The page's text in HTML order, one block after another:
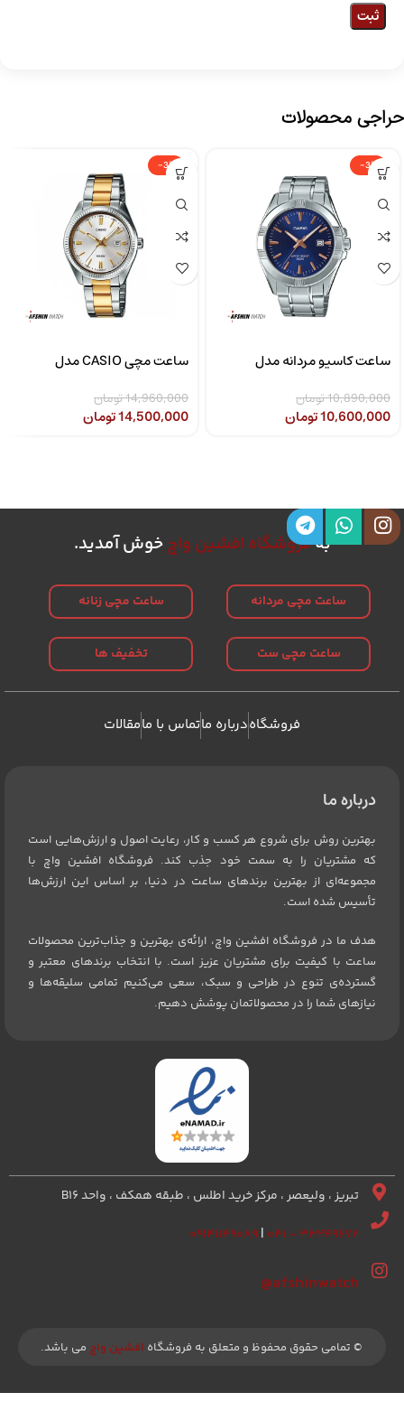
حراجی محصولات
-3%
ساعت کاسیو مردانه مدل
10,890,000تومان
10,600,000تومان
-3%
ساعت مچی CASIO مدل
14,960,000تومان
14,500,000تومان
بهفروشگاه افشین واچخوش آمدید.
ساعت مچی مردانه ساعت مچی زنانه
ساعت مچی ست تخفیف ها
فروشگاهدرباره ماتماس با مامقالات
درباره ما
بهترین روش برای شروع هر کسب و کار، رعایت اصول و ارزش‌هایی است
که مشتریان را به سمت خود جذب کند. فروشگاه افشین واچ با
مجموعه‌ای از بهترین برندهای ساعت در دنیا، بر اساس این ارزش‌ها
تأسیس شده است.
هدف ما در فروشگاه افشین واچ، ارائه‌ی بهترین و جذاب‌ترین محصولات
ساعت با کیفیت برای مشتریان عزیز است. با انتخاب برندهای معتبر و
گسترده‌ی تنوع در طراحی و سبک، سعی می‌کنیم تمامی سلیقه‌ها و
نیازهای شما را در محصولاتمان پوشش دهیم.
تبریز ، ولیعصر ، مرکز خرید اطلس ، طبقه همکف ، واحد B16
۳۳۲۴۹۶۷۲ – ۰۴۱
|۰۹۱۴۱۱۴۹۰۸۹
afshinwatch@
© تمامی حقوق محفوظ و متعلق به فروشگاه افشین واچ می باشد.